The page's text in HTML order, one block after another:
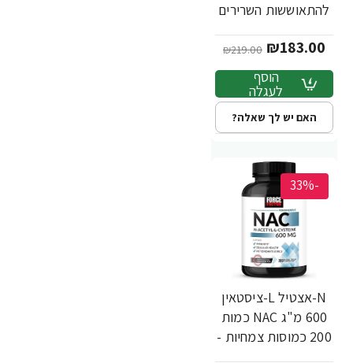
להתאוששות השרירים
כמוסות - מבית
MuscleTech
₪183.00
₪219.00
הוסף
לעגלה
האם יש לך שאלה?
-33%
N-אצטיל L-ציסטאין
600 מ"ג NAC כמות
200 כמוסות צמחיות -